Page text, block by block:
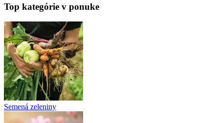
Top kategórie v ponuke
Semená zeleniny